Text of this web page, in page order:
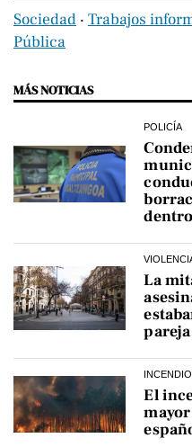
Sociedad ‧ Trabajos
Pública
MÁS NOTICIAS
POLICÍA
dentro
La
pareja
El